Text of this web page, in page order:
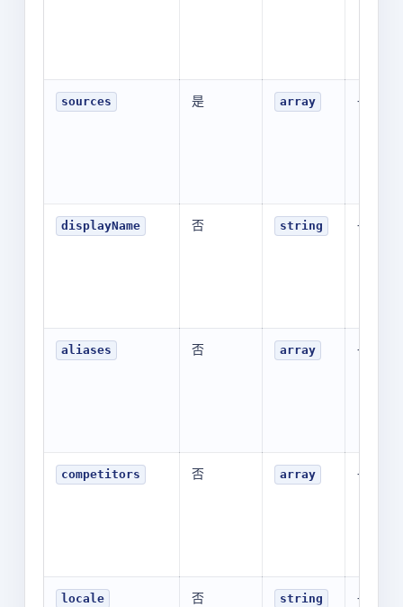
sources 是 array -
displayName 否 string -
aliases 否 array -
competitors 否 array -
locale 否 string -